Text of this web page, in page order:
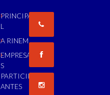
PRINCIPA
L
A RINEM
EMPRESA
S
PARTICIP
ANTES